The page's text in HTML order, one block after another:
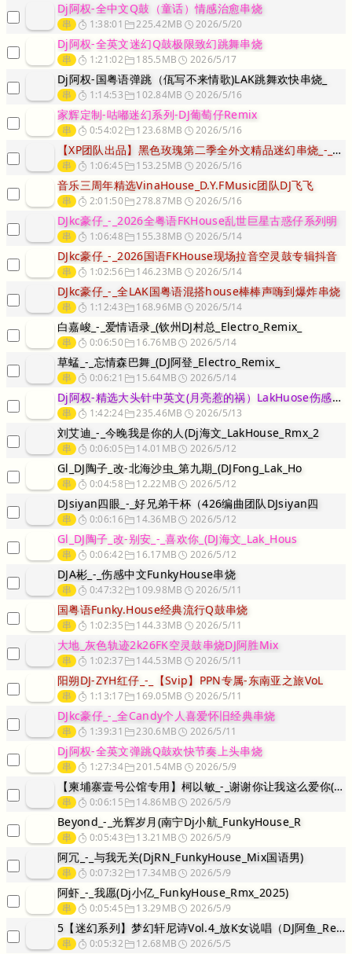
Dj阿权-全中文Q鼓（童话）情感治愈串烧
串 1:38:01 225.42MB 2026/5/20
Dj阿权-全英文迷幻Q鼓极限致幻跳舞串烧
串 1:21:02 185.5MB 2026/5/17
Dj阿权-国粤语弹跳（佤写不来情歌)LAK跳舞欢快串烧_
串 1:14:53 102.84MB 2026/5/16
家辉定制-咕嘟迷幻系列-DJ葡萄仔Remix
串 0:54:02 123.68MB 2026/5/16
【XP团队出品】黑色玫瑰第二季全外文精品迷幻串烧_-_DJ小学生_
串 1:06:45 153.25MB 2026/5/16
音乐三周年精选VinaHouse_D.Y.FMusic团队DJ飞飞
串 2:01:50 278.87MB 2026/5/16
DJkc豪仔_-_2026全粤语FKHouse乱世巨星古惑仔系列明
串 1:06:48 155.38MB 2026/5/14
DJkc豪仔_-_2026国语FKHouse现场拉音空灵鼓专辑抖音
串 1:02:56 146.23MB 2026/5/14
DJkc豪仔_-_全LAK国粤语混搭house棒棒声嗨到爆炸串烧
串 1:12:43 168.96MB 2026/5/14
白嘉峻_-_爱情语录_(钦州DJ村总_Electro_Remix_
串 0:06:50 16.76MB 2026/5/14
草蜢_-_忘情森巴舞_(DJ阿登_Electro_Remix_
串 0:06:21 15.64MB 2026/5/14
Dj阿权-精选大头针中英文(月亮惹的祸）LakHuose伤感串烧
串 1:42:24 235.46MB 2026/5/13
刘艾迪_-_今晚我是你的人(Dj海文_LakHouse_Rmx_2
串 0:06:05 14.01MB 2026/5/12
Gl_DJ陶子_改-北海沙虫_第九期_(DJFong_Lak_Ho
串 0:04:58 12.22MB 2026/5/12
DJsiyan四眼_-_好兄弟干杯（426编曲团队DJsiyan四
串 0:06:16 14.36MB 2026/5/12
Gl_DJ陶子_改-别安_-_喜欢你_(DJ海文_Lak_Hous
串 0:06:42 16.17MB 2026/5/12
DJA彬_-_伤感中文FunkyHouse串烧
串 0:47:32 109.98MB 2026/5/11
国粤语Funky.House经典流行Q鼓串烧
串 1:02:35 144.33MB 2026/5/11
大地_灰色轨迹2k26FK空灵鼓串烧DJ阿胜Mix
串 1:02:37 144.53MB 2026/5/11
阳朔DJ-ZYH红仔_-_【Svip】PPN专属-东南亚之旅VoL
串 1:13:17 169.05MB 2026/5/11
DJkc豪仔_-_全Candy个人喜爱怀旧经典串烧
串 1:39:31 230.6MB 2026/5/11
Dj阿权-全英文弹跳Q鼓欢快节奏上头串烧
串 1:27:34 201.54MB 2026/5/9
【柬埔寨壹号公馆专用】柯以敏_-_谢谢你让我这么爱你(Dj小安_F
串 0:06:15 14.86MB 2026/5/9
Beyond_-_光辉岁月(南宁Dj小航_FunkyHouse_R
串 0:05:43 13.21MB 2026/5/9
阿冗_-_与我无关(DjRN_FunkyHouse_Mix国语男)
串 0:07:32 17.34MB 2026/5/9
阿虾_-_我愿(Dj小亿_FunkyHouse_Rmx_2025)
串 0:05:45 13.29MB 2026/5/9
5【迷幻系列】梦幻轩尼诗Vol.4_放K女说唱（DJ阿鱼_Remi
串 0:05:32 12.68MB 2026/5/5